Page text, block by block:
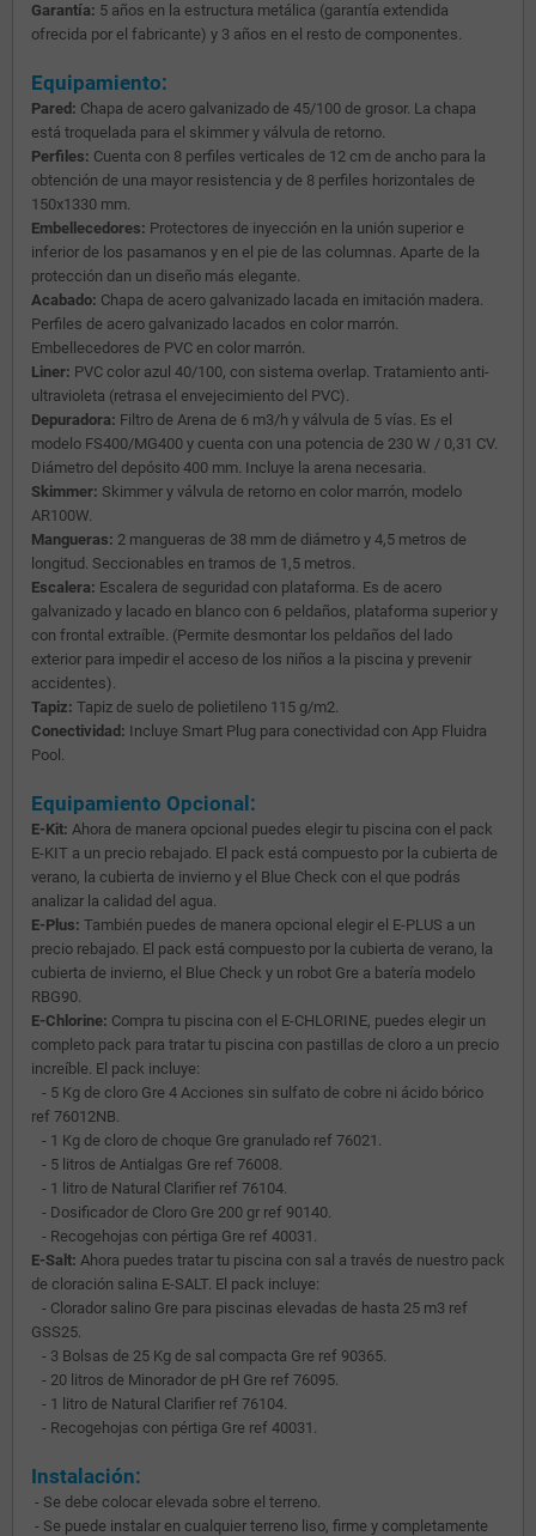
Garantía: 5 años en la estructura metálica (garantía extendida
ofrecida por el fabricante) y 3 años en el resto de componentes.
Equipamiento:
Pared: Chapa de acero galvanizado de 45/100 de grosor. La chapa
está troquelada para el skimmer y válvula de retorno.
Perfiles: Cuenta con 8 perfiles verticales de 12 cm de ancho para la
obtención de una mayor resistencia y de 8 perfiles horizontales de
150x1330 mm.
Embellecedores: Protectores de inyección en la unión superior e
inferior de los pasamanos y en el pie de las columnas. Aparte de la
protección dan un diseño más elegante.
Acabado: Chapa de acero galvanizado lacada en imitación madera.
Perfiles de acero galvanizado lacados en color marrón.
Embellecedores de PVC en color marrón.
Liner: PVC color azul 40/100, con sistema overlap. Tratamiento anti-
ultravioleta (retrasa el envejecimiento del PVC).
Depuradora: Filtro de Arena de 6 m3/h y válvula de 5 vías. Es el
modelo FS400/MG400 y cuenta con una potencia de 230 W / 0,31 CV.
Diámetro del depósito 400 mm. Incluye la arena necesaria.
Skimmer: Skimmer y válvula de retorno en color marrón, modelo
AR100W.
Mangueras: 2 mangueras de 38 mm de diámetro y 4,5 metros de
longitud. Seccionables en tramos de 1,5 metros.
Escalera: Escalera de seguridad con plataforma. Es de acero
galvanizado y lacado en blanco con 6 peldaños, plataforma superior y
con frontal extraíble. (Permite desmontar los peldaños del lado
exterior para impedir el acceso de los niños a la piscina y prevenir
accidentes).
Tapiz: Tapiz de suelo de polietileno 115 g/m2.
Conectividad: Incluye Smart Plug para conectividad con App Fluidra
Pool.
Equipamiento Opcional:
E-Kit: Ahora de manera opcional puedes elegir tu piscina con el pack
E-KIT a un precio rebajado. El pack está compuesto por la cubierta de
verano, la cubierta de invierno y el Blue Check con el que podrás
analizar la calidad del agua.
E-Plus: También puedes de manera opcional elegir el E-PLUS a un
precio rebajado. El pack está compuesto por la cubierta de verano, la
cubierta de invierno, el Blue Check y un robot Gre a batería modelo
RBG90.
E-Chlorine: Compra tu piscina con el E-CHLORINE, puedes elegir un
completo pack para tratar tu piscina con pastillas de cloro a un precio
increíble. El pack incluye:
- 5 Kg de cloro Gre 4 Acciones sin sulfato de cobre ni ácido bórico
ref 76012NB.
- 1 Kg de cloro de choque Gre granulado ref 76021.
- 5 litros de Antialgas Gre ref 76008.
- 1 litro de Natural Clarifier ref 76104.
- Dosificador de Cloro Gre 200 gr ref 90140.
- Recogehojas con pértiga Gre ref 40031.
E-Salt: Ahora puedes tratar tu piscina con sal a través de nuestro pack
de cloración salina E-SALT. El pack incluye:
- Clorador salino Gre para piscinas elevadas de hasta 25 m3 ref
GSS25.
- 3 Bolsas de 25 Kg de sal compacta Gre ref 90365.
- 20 litros de Minorador de pH Gre ref 76095.
- 1 litro de Natural Clarifier ref 76104.
- Recogehojas con pértiga Gre ref 40031.
Instalación:
- Se debe colocar elevada sobre el terreno.
- Se puede instalar en cualquier terreno liso, firme y completamente